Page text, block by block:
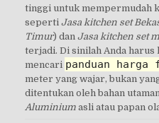
tinggi untuk mempermudah
seperti Jasa kitchen set
Timur) dan Jasa kitchen set
terjadi. Di sinilah Anda harus
mencari panduan
meter yang wajar, bukan
ditentukan oleh bahan
Aluminiumasli atau papan